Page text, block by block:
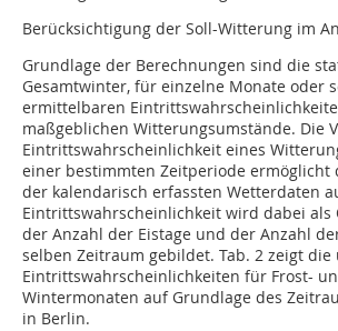
Berücksichtigung der Soll-Witterung im
Grundlage der Berechnungen sind die
Gesamtwinter, für einzelne Monate oder
ermittelbaren
maßgeblichen Witterungsumstände. Die
Eintrittswahrscheinlichkeit eines
einer bestimmten Zeitperiode ermöglicht
der kalendarisch erfassten Wetterdaten
Eintrittswahrscheinlichkeit wird dabei als
der Anzahl der Eistage und der Anzahl
selben Zeitraum gebildet. Tab. 2 zeigt
Eintrittswahrscheinlichkeiten für Frost-
Wintermonaten auf Grundlage des
in Berlin.